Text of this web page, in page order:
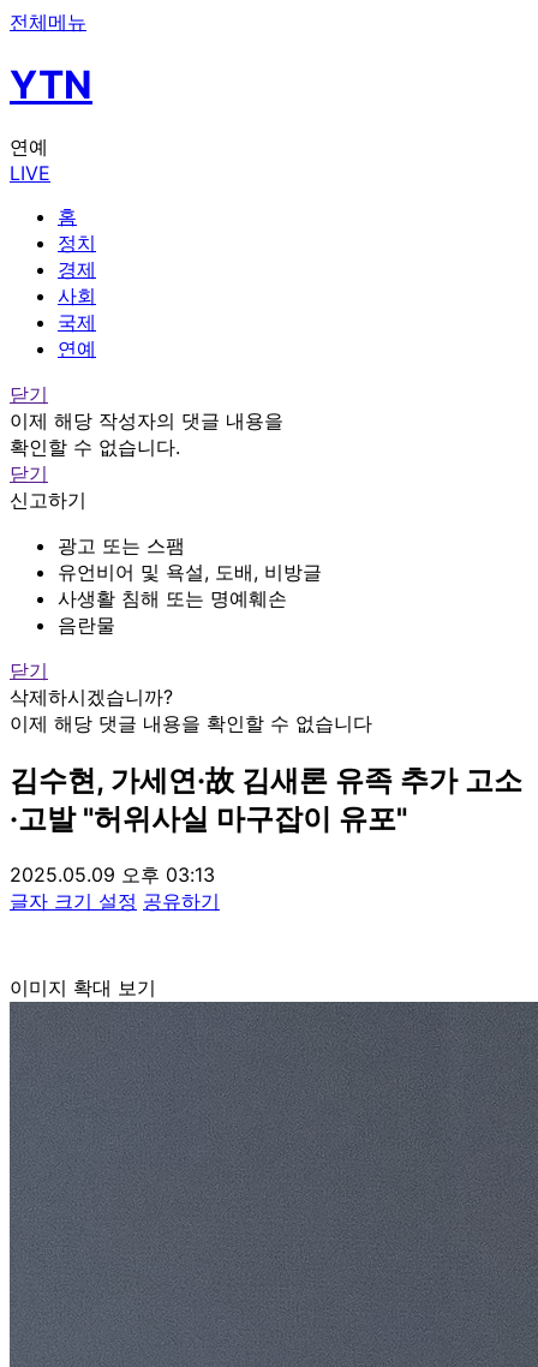
전체메뉴
YTN
연예
LIVE
홈
정치
경제
사회
국제
연예
닫기
이제 해당 작성자의 댓글 내용을
확인할 수 없습니다.
닫기
신고하기
광고 또는 스팸
유언비어 및 욕설, 도배, 비방글
사생활 침해 또는 명예훼손
음란물
닫기
삭제하시겠습니까?
이제 해당 댓글 내용을 확인할 수 없습니다
김수현, 가세연·故 김새론 유족 추가 고소
·고발 "허위사실 마구잡이 유포"
2025.05.09 오후 03:13
글자 크기 설정 공유하기
이미지 확대 보기